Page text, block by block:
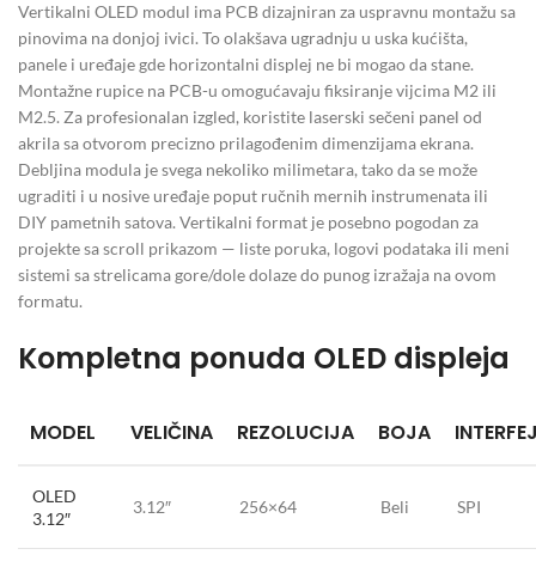
Vertikalni OLED modul ima PCB dizajniran za uspravnu montažu sa
pinovima na donjoj ivici. To olakšava ugradnju u uska kućišta,
panele i uređaje gde horizontalni displej ne bi mogao da stane.
Montažne rupice na PCB-u omogućavaju fiksiranje vijcima M2 ili
M2.5. Za profesionalan izgled, koristite laserski sečeni panel od
akrila sa otvorom precizno prilagođenim dimenzijama ekrana.
Debljina modula je svega nekoliko milimetara, tako da se može
ugraditi i u nosive uređaje poput ručnih mernih instrumenata ili
DIY pametnih satova. Vertikalni format je posebno pogodan za
projekte sa scroll prikazom — liste poruka, logovi podataka ili meni
sistemi sa strelicama gore/dole dolaze do punog izražaja na ovom
formatu.
Kompletna ponuda OLED displeja
MODEL VELIČINA REZOLUCIJA BOJA
OLED
3.12″
3.12″ 256×64 Beli SPI